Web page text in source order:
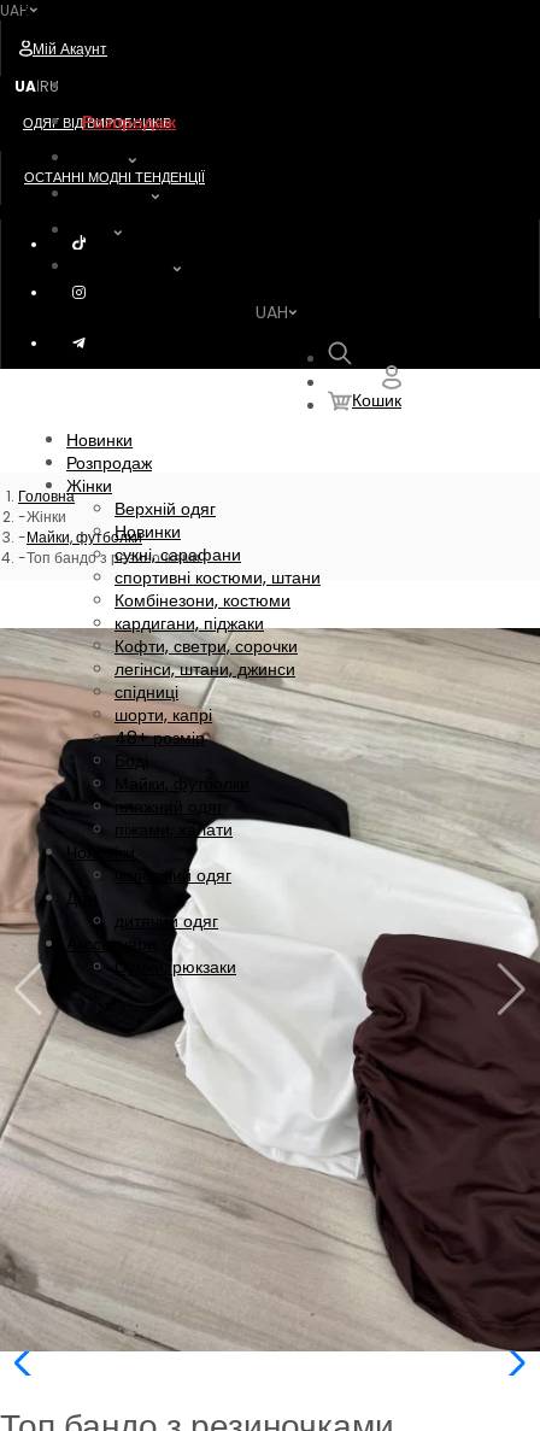
UAH
Мій Акаунт
UA|RU
ОДЯГ ВІД ВИРОБНИКІВ
ОСТАННІ МОДНІ ТЕНДЕНЦІЇ
Postavshik
Розпродаж
Діти
UAH
Кошик
Новинки
Розпродаж
Жінки
Верхній одяг
Новинки
сукні, сарафани
спортивні костюми, штани
Комбінезони, костюми
кардигани, піджаки
Кофти, светри, сорочки
легінси, штани, джинси
спідниці
шорти, капрі
48+ розмір
Боді
Майки, футболки
пляжний одяг
піжами, халати
Чоловіки
чоловічий одяг
Діти
дитячий одяг
Акссесуари
Сумки, рюкзаки
Головна
Жінки
Майки, футболки
Топ бандо з резиночками